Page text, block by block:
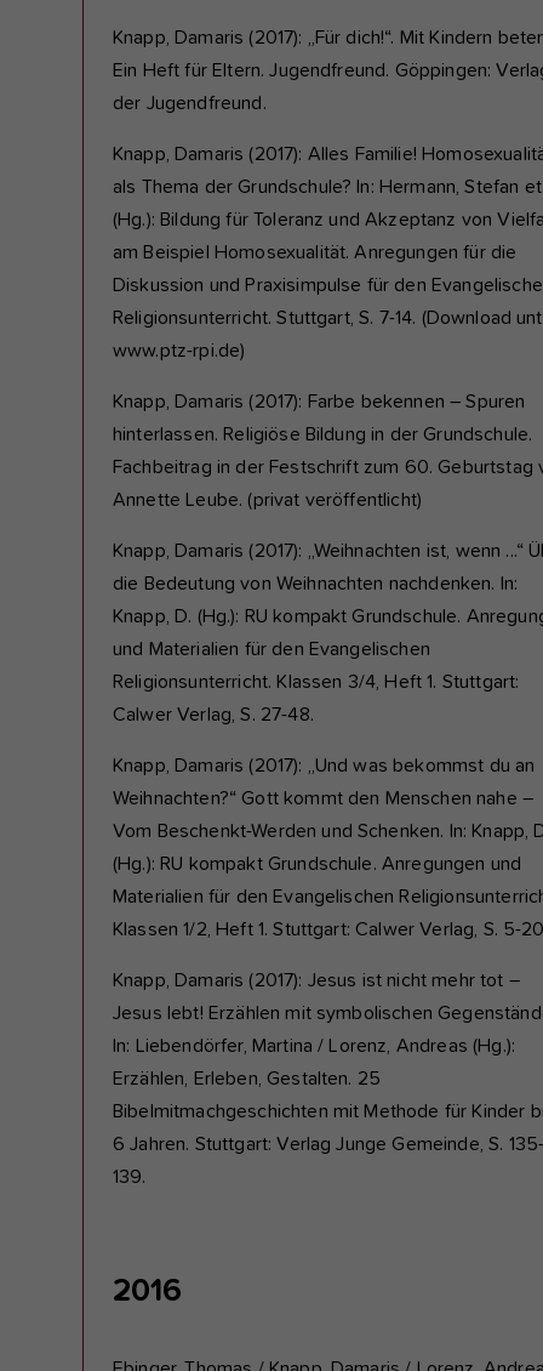
Knapp, Damaris (2017): „Für dich!“. Mit Kindern
Ein Heft für Eltern. Jugendfreund. Göppingen:
der Jugendfreund.
Knapp, Damaris (2017): Alles Familie!
als Thema der Grundschule? In: Hermann, Stefan
(Hg.): Bildung für Toleranz und Akzeptanz von
am Beispiel Homosexualität. Anregungen für die
Diskussion und Praxisimpulse für den
Religionsunterricht. Stuttgart, S. 7-14. (Download
www.ptz-rpi.de)
Knapp, Damaris (2017): Farbe bekennen – Spuren
hinterlassen. Religiöse Bildung in der Grundschule.
Fachbeitrag in der Festschrift zum 60. Geburtstag
Annette Leube. (privat veröffentlicht)
Knapp, Damaris (2017): „Weihnachten ist, wenn ...“
die Bedeutung von Weihnachten nachdenken. In:
Knapp, D. (Hg.): RU kompakt Grundschule.
und Materialien für den Evangelischen
Religionsunterricht. Klassen 3/4, Heft 1. Stuttgart:
Calwer Verlag, S. 27-48.
Knapp, Damaris (2017): „Und was bekommst du an
Weihnachten?“ Gott kommt den Menschen nahe –
Vom Beschenkt-Werden und Schenken. In: Knapp,
(Hg.): RU kompakt Grundschule. Anregungen und
Materialien für den Evangelischen
Klassen 1/2, Heft 1. Stuttgart: Calwer Verlag, S. 5-
Knapp, Damaris (2017): Jesus ist nicht mehr tot –
Jesus lebt! Erzählen mit symbolischen
In: Liebendörfer, Martina / Lorenz, Andreas (Hg.):
Erzählen, Erleben, Gestalten. 25
Bibelmitmachgeschichten mit Methode für Kinder
6 Jahren. Stuttgart: Verlag Junge Gemeinde, S.
139.
2016